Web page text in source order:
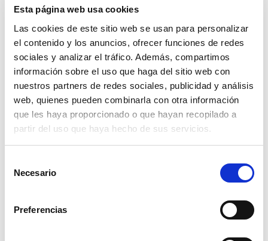
Esta página web usa cookies
Las cookies de este sitio web se usan para personalizar
el contenido y los anuncios, ofrecer funciones de redes
sociales y analizar el tráfico. Además, compartimos
información sobre el uso que haga del sitio web con
nuestros partners de redes sociales, publicidad y análisis
web, quienes pueden combinarla con otra información
que les haya proporcionado o que hayan recopilado a
partir del uso que haya hecho de sus servicios.
Necesario
Preferencias
2,01€ comprar